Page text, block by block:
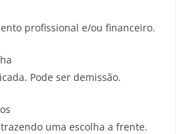
profissional e/ou financeiro.
Pode ser demissão.
uma escolha a frente.